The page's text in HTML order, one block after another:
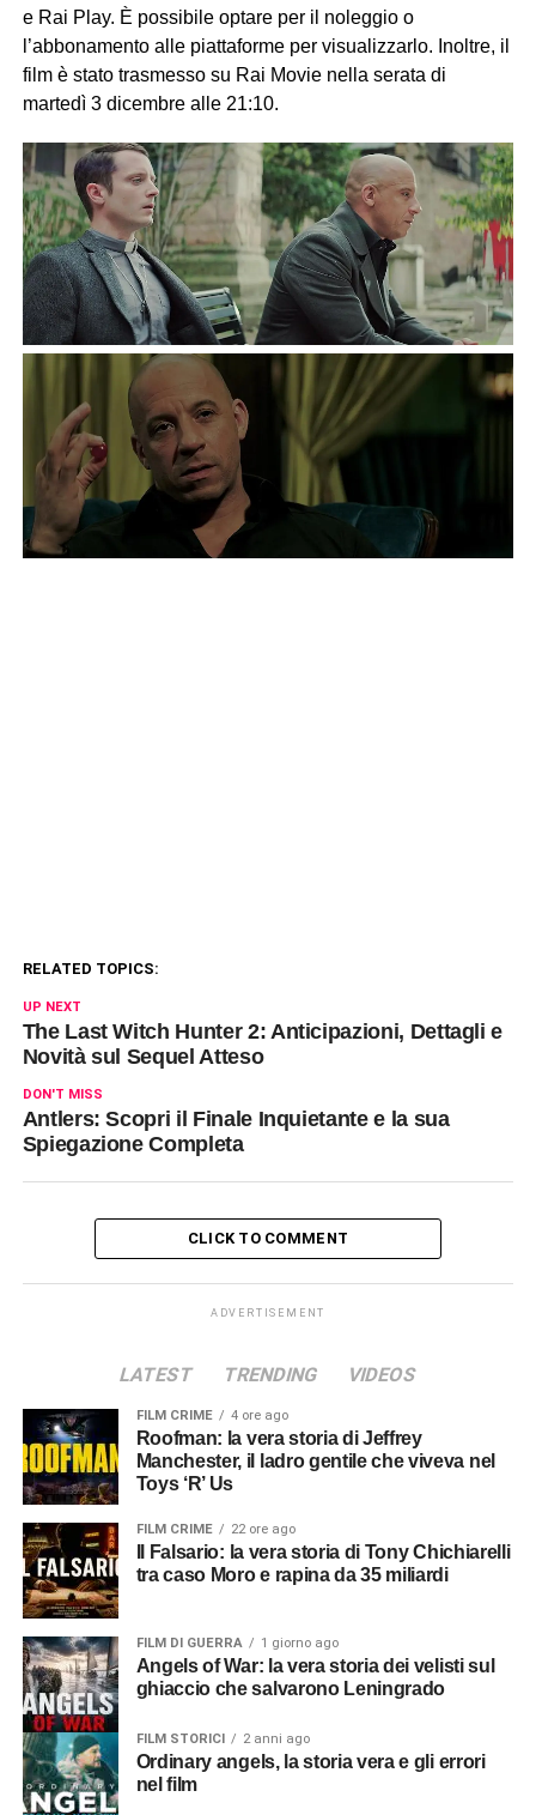
e Rai Play. È possibile optare per il noleggio o
l’abbonamento alle piattaforme per visualizzarlo. Inoltre, il
film è stato trasmesso su Rai Movie nella serata di
martedì 3 dicembre alle 21:10.
RELATED TOPICS:
UP NEXT
The Last Witch Hunter 2: Anticipazioni, Dettagli e
Novità sul Sequel Atteso
DON'T MISS
Antlers: Scopri il Finale Inquietante e la sua
Spiegazione Completa
CLICK TO COMMENT
ADVERTISEMENT
LATEST TRENDING VIDEOS
FILM CRIME 4 ore ago
Roofman: la vera storia di Jeffrey
Manchester, il ladro gentile che viveva nel
Toys ‘R’ Us
FILM CRIME 22 ore ago
tra caso Moro e rapina da 35 miliardi
FILM DI GUERRA 1 giorno ago
Angels of War: la vera storia dei velisti sul
ghiaccio che salvarono Leningrado
FILM STORICI 2 anni ago
Ordinary angels, la storia vera e gli errori
nel film